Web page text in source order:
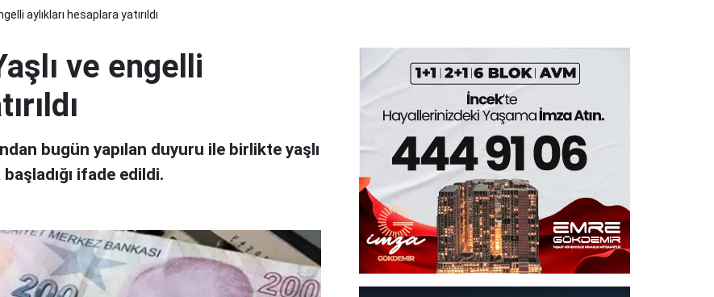
aylıkları hesaplara yatırıldı
ve engelli
bugün yapılan duyuru ile birlikte yaşlı
ifade edildi.